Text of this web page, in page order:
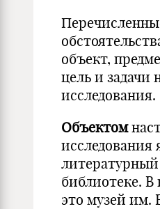
объект,
цель и задачи
исследования.
Объектом
исследования
библиотеке. В
это музей им.